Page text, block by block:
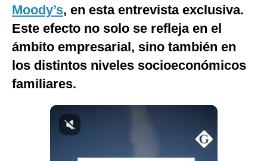
Moody’s, en esta entrevista exclusiva.
Este efecto no solo se refleja en el
ámbito empresarial, sino también en
los distintos niveles socioeconómicos
familiares.